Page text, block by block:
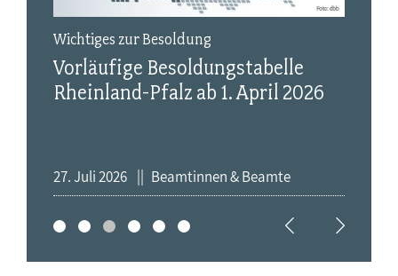
zur Besoldung
Besoldungstabelle
Pfalz ab 1. April 2026
Beamtinnen & Beamte
Die tacheles-
August ist
22. Juli 2026